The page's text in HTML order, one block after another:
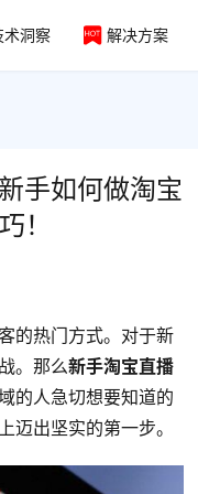
术洞察 解决方案
手如何做淘宝
！
的热门方式。对于新
。那么新手淘宝直播
的人急切想要知道的
出坚实的第一步。